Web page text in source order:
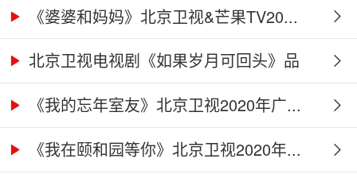
《婆婆和妈妈》北京卫视&芒果TV20...
北京卫视电视剧《如果岁月可回头》品
牌...《我的忘年室友》北京卫视2020年广...
《我在颐和园等你》北京卫视2020年...